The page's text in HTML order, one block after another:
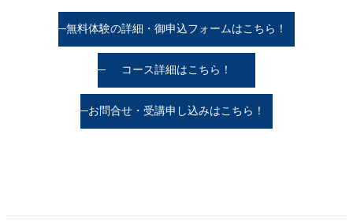
無料体験の詳細・御申込フォームはこちら！
コース詳細はこちら！
お問合せ・受講申し込みはこちら！